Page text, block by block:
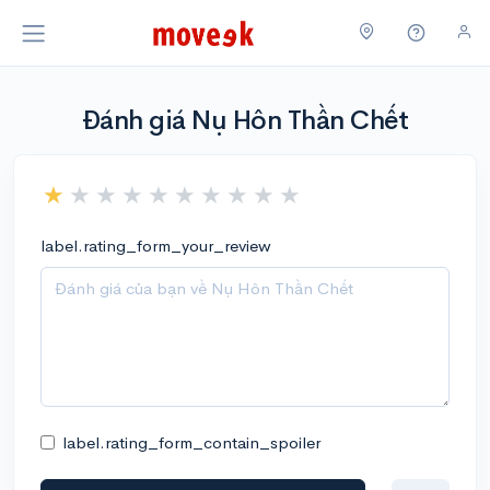
Đánh giá Nụ Hôn Thần Chết
label.rating_form_your_review
label.rating_form_contain_spoiler